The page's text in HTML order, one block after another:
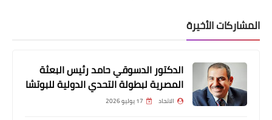
المشاركات الأخيرة
الدكتور الدسوقي حامد رئيس البعثة
المصرية لبطولة التحدي الدولية للبوتشا
الاتحاد 17 يوليو 2026